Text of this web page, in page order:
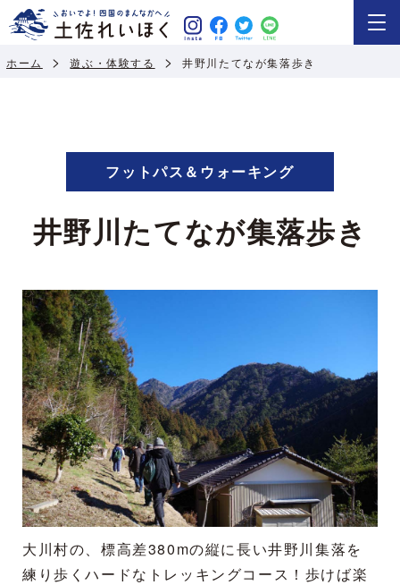
ホーム 遊ぶ・体験する 井野川たてなが集落歩き
フットパス＆ウォーキング
井野川たてなが集落歩き
大川村の、標高差380mの縦に長い井野川集落を
練り歩くハードなトレッキングコース！歩けば楽